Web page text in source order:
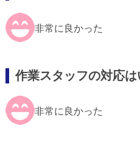
非常に良かった
作業スタッフの対応
非常に良かった